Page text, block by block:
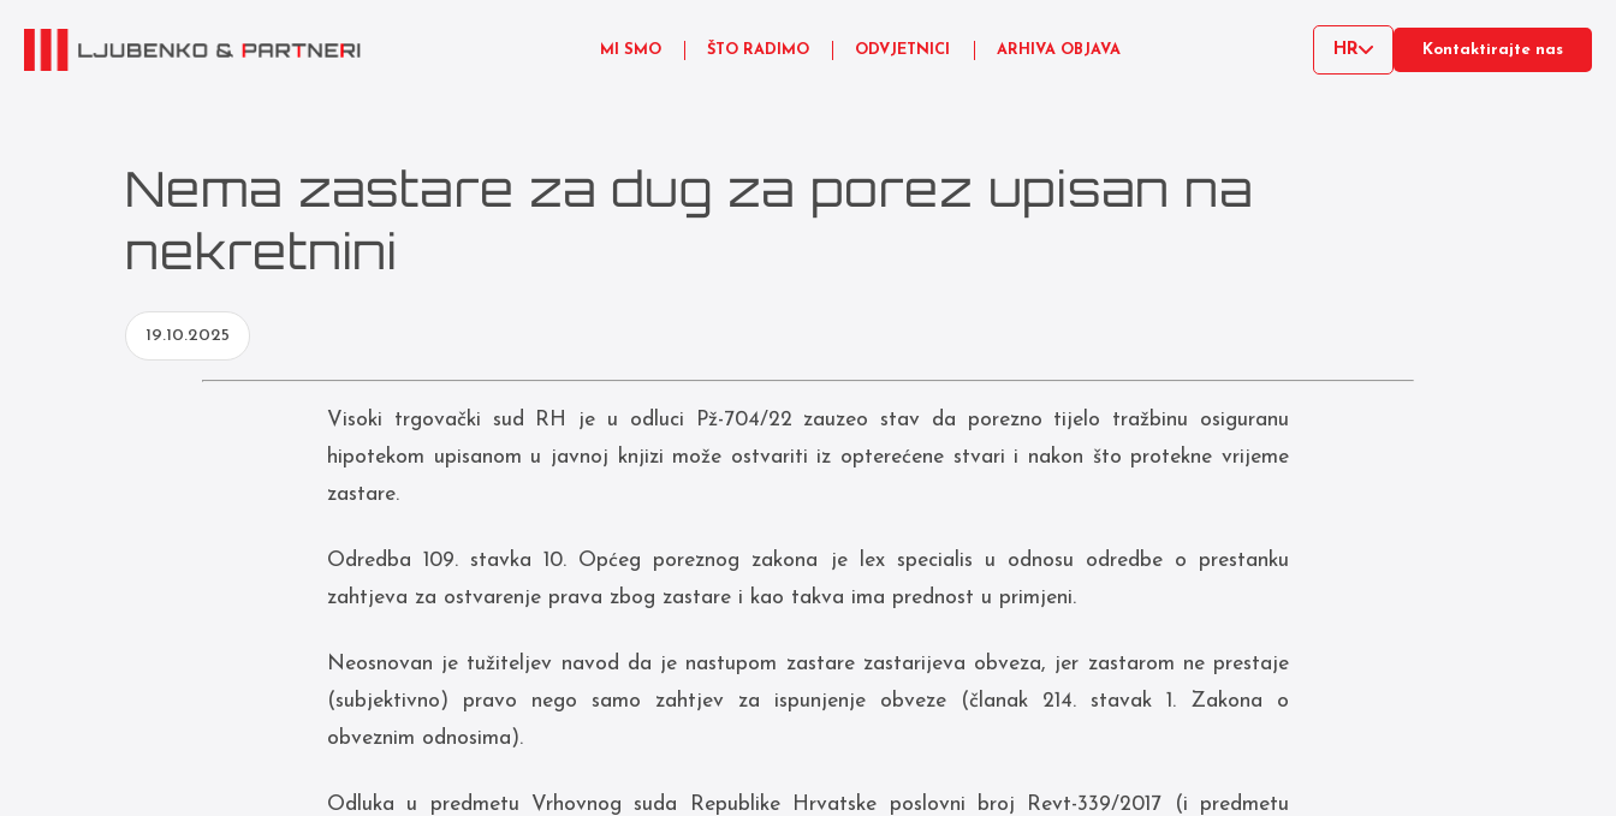
MI SMO ŠTO RADIMO ODVJETNICI ARHIVA OBJAVA HR Kontaktirajte nas
Nema zastare za dug za porez upisan na
nekretnini
19.10.2025
Visoki trgovački sud RH je u odluci Pž-704/22 zauzeo stav da porezno tijelo tražbinu osiguranu
hipotekom upisanom u javnoj knjizi može ostvariti iz opterećene stvari i nakon što protekne vrijeme
zastare.
Odredba 109. stavka 10. Općeg poreznog zakona je lex specialis u odnosu odredbe o prestanku
zahtjeva za ostvarenje prava zbog zastare i kao takva ima prednost u primjeni.
Neosnovan je tužiteljev navod da je nastupom zastare zastarijeva obveza, jer zastarom ne prestaje
(subjektivno) pravo nego samo zahtjev za ispunjenje obveze (članak 214. stavak 1. Zakona o
obveznim odnosima).
Odluka u predmetu Vrhovnog suda Republike Hrvatske poslovni broj Revt-339/2017 (i predmetu